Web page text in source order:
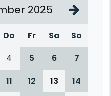
2025
Do Fr Sa
So
4 5 6
7
11 12 13
14